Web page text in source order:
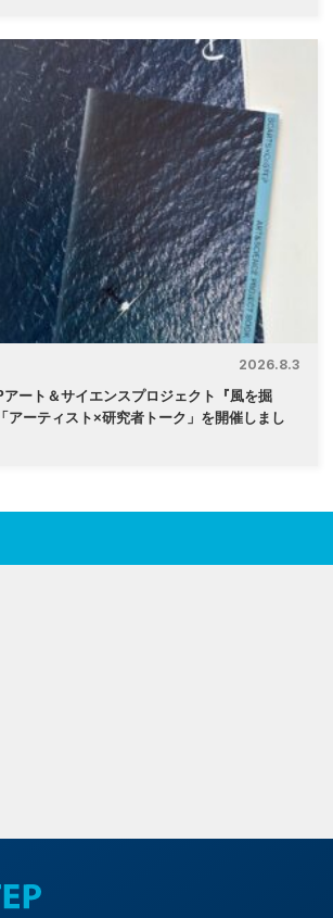
2026.8.3
ート＆サイエンスプロジェクト『風を掘
アーティスト×研究者トーク」を開催しまし